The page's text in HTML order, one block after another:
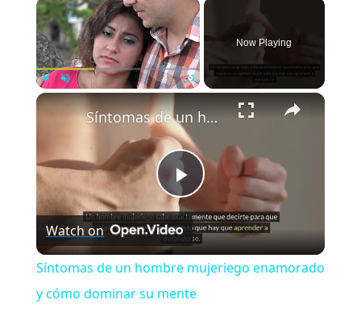
Unmute
Now Playing
×
Play
Video
Síntomas de un hombre mujeriego enamorado y cómo dominar su mente
Watch on
Síntomas de un hombre mujeriego enamorado
y cómo dominar su mente